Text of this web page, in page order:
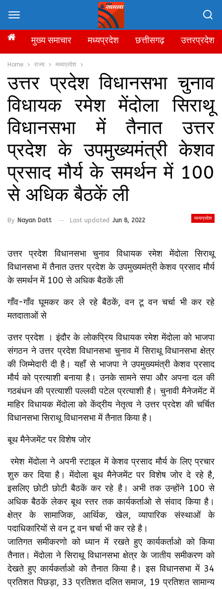
Home राज्य मध्यप्रदेश
उत्तर प्रदेश विधानसभा चुनाव
विधायक रमेश मेंदोला सिराथू
विधानसभा में तैनात उत्तर
प्रदेश के उपमुख्यमंत्री केशव
प्रसाद मौर्य के समर्थन में 100
से अधिक बैठकें ली
मध्यप्रदेश
By Nayan Datt Last updated Jun 8, 2022
उत्तर प्रदेश विधानसभा चुनाव विधायक रमेश मेंदोला सिराथू
विधानसभा में तैनात उत्तर प्रदेश के उपमुख्यमंत्री केशव प्रसाद मौर्य
के समर्थन में 100 से अधिक बैठकें ली
गाँव-गाँव घूमकर कर ले रहे बैठकें, वन टू वन चर्चा भी कर रहे
मतदाताओं से
उत्तर प्रदेश । इंदौर के लोकप्रिय विधायक रमेश मेंदोला को भाजपा
संगठन ने उत्तर प्रदेश विधानसभा चुनाव में सिराथू विधानसभा क्षेत्र
की जिम्मेदारी दी है। यहाँ से भाजपा ने उपमुख्यमंत्री केशव प्रसाद
मौर्य को प्रत्याशी बनाया है। उनके सामने सपा और अपना दल की
गठबंधन की प्रत्याशी पल्लवी पटेल प्रत्याशी है। चुनावी मैनेजमेंट में
माहिर विधायक मेंदोला को केंद्रीय नेतृत्व ने उत्तर प्रदेश की चर्चित
विधानसभा सिराथू विधानसभा में तैनात किया है।
बूथ मैनेजमेंट पर विशेष जोर
रमेश मेंदोला ने अपनी स्टाइल में केशव प्रसाद मौर्य के लिए प्रचार
शुरु कर दिया है। मेंदोला बूथ मैनेजमेंट पर विशेष जोर दे रहे है,
इसलिए छोटी छोटी बैठकें कर रहे है। अभी तक उन्होंने 100 से
अधिक बैठकें लेकर बूथ स्तर तक कार्यकर्ताओ से संवाद किया है।
क्षेत्र के सामाजिक, आर्थिक, खेल, व्यापारिक संस्थाओं के
पदाधिकारियों से वन टू वन चर्चा भी कर रहे है।
जातिगत समीकरणो को ध्यान में रखते हुए कार्यकर्ताओ को किया
तैनात। मेंदोला ने सिराथू विधानसभा क्षेत्र के जातीय समीकरण को
देखते हुए कार्यकर्ताओ को तैनात किया है। इस विधानसभा में 34
प्रतिशत पिछड़ा, 33 प्रतिशत दलित समाज, 19 प्रतिशत सामान्य
मुख्य समाचार मध्यप्रदेश छत्तीसगढ़ उत्तरप्रदेश